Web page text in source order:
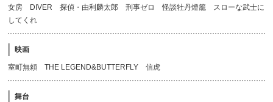
女房 DIVER 探偵・由利麟太郎 刑事ゼロ 怪談牡丹燈籠 スローな武士に
してくれ
映画
室町無頼 THE LEGEND&BUTTERFLY 信虎
舞台